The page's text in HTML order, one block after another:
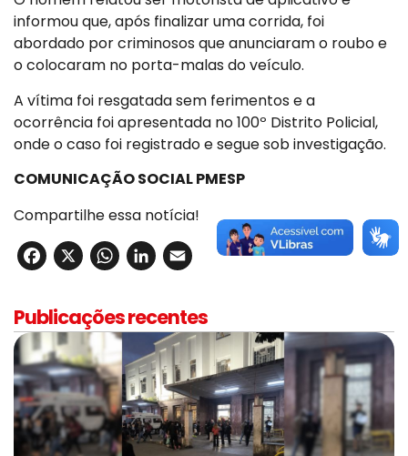
informou que, após finalizar uma corrida, foi
abordado por criminosos que anunciaram o roubo e
o colocaram no porta-malas do veículo.
A vítima foi resgatada sem ferimentos e a
ocorrência foi apresentada no 100º Distrito Policial,
onde o caso foi registrado e segue sob investigação.
COMUNICAÇÃO SOCIAL PMESP
Compartilhe essa notícia!
Facebook
X WhatsApp
LinkedIn
Email
Publicações recentes